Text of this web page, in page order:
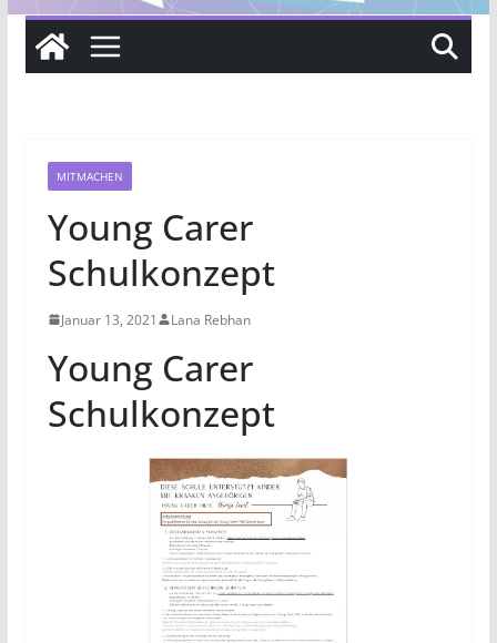
MITMACHEN
Young Carer
Schulkonzept
Januar 13, 2021 Lana Rebhan
Young Carer
Schulkonzept